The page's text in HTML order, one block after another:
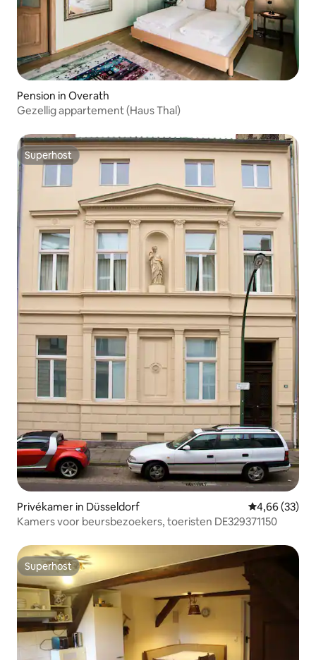
Pension in Overath
Gezellig appartement (Haus Thal)
Superhost
Superhost
Privékamer in Düsseldorf Gemiddelde
4,66 (33)
Kamers voor beursbezoekers, toeristen DE329371150
Superhost
Superhost